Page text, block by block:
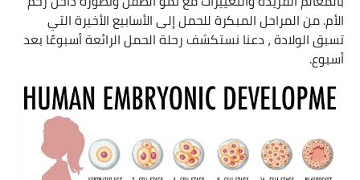
تخفيف الوزن
التخلص من السمنة
التخلص من الكرش
كيف أحافظ على وزني
الأم. من المراحل المبكرة للحمل إلى الأسابيع الأخيرة التي
تسبق الولادة ، دعنا نستكشف رحلة الحمل الرائعة أسبوعًا بعد
أسبوع.